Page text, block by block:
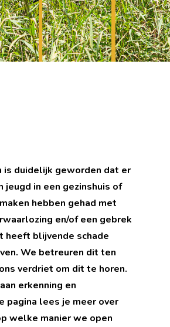
is duidelijk geworden dat er
jeugd in een gezinshuis of
hebben gehad met
en/of een gebrek
heeft blijvende schade
We betreuren dit ten
verdriet om dit te horen.
erkenning en
pagina lees je meer over
welke manier we open